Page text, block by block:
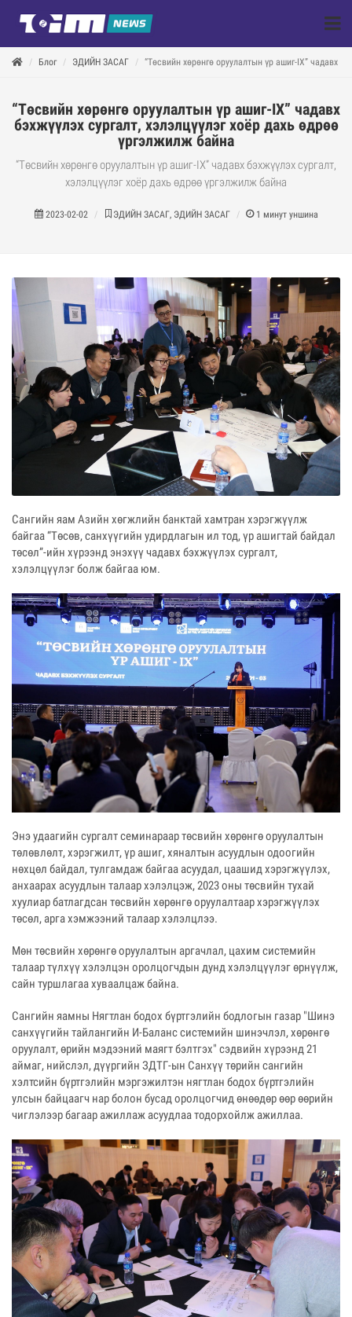
Блог ЭДИЙН ЗАСАГ “Төсвийн хөрөнгө оруулалтын үр ашиг-IX” чадавх
“Төсвийн хөрөнгө оруулалтын үр ашиг-IX” чадавх
бэхжүүлэх сургалт, хэлэлцүүлэг хоёр дахь өдрөө
үргэлжилж байна
“Төсвийн хөрөнгө оруулалтын үр ашиг-IX” чадавх бэхжүүлэх сургалт,
хэлэлцүүлэг хоёр дахь өдрөө үргэлжилж байна
2023-02-02 ЭДИЙН ЗАСАГ, ЭДИЙН ЗАСАГ 1 минут уншина
Сангийн яам Азийн хөгжлийн банктай хамтран хэрэгжүүлж
байгаа “Төсөв, санхүүгийн удирдлагын ил тод, үр ашигтай байдал
төсөл”-ийн хүрээнд энэхүү чадавх бэхжүүлэх сургалт,
хэлэлцүүлэг болж байгаа юм.
Энэ удаагийн сургалт семинараар төсвийн хөрөнгө оруулалтын
төлөвлөлт, хэрэгжилт, үр ашиг, хяналтын асуудлын одоогийн
нөхцөл байдал, тулгамдаж байгаа асуудал, цаашид хэрэгжүүлэх,
анхаарах асуудлын талаар хэлэлцэж, 2023 оны төсвийн тухай
хуулиар батлагдсан төсвийн хөрөнгө оруулалтаар хэрэгжүүлэх
төсөл, арга хэмжээний талаар хэлэлцлээ.
Мөн төсвийн хөрөнгө оруулалтын аргачлал, цахим системийн
талаар түлхүү хэлэлцэн оролцогчдын дунд хэлэлцүүлэг өрнүүлж,
сайн туршлагаа хуваалцаж байна.
Сангийн яамны Нягтлан бодох бүртгэлийн бодлогын газар "Шинэ
санхүүгийн тайлангийн И-Баланс системийн шинэчлэл, хөрөнгө
оруулалт, өрийн мэдээний маягт бэлтгэх" сэдвийн хүрээнд 21
аймаг, нийслэл, дүүргийн ЗДТГ-ын Санхүү төрийн сангийн
хэлтсийн бүртгэлийн мэргэжилтэн нягтлан бодох бүртгэлийн
улсын байцаагч нар болон бусад оролцогчид өнөөдөр өөр өөрийн
чиглэлээр багаар ажиллаж асуудлаа тодорхойлж ажиллаа.